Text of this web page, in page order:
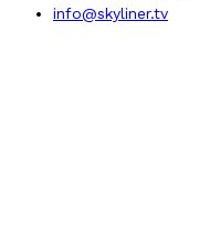
info@skyliner.tv